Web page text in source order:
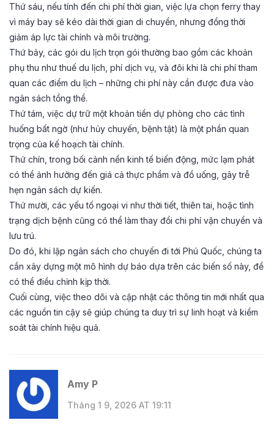
Thứ sáu, nếu tính đến chi phí thời gian, việc lựa chọn ferry thay
vì máy bay sẽ kéo dài thời gian di chuyển, nhưng đồng thời
giảm áp lực tài chính và môi trường.
Thứ bảy, các gói du lịch trọn gói thường bao gồm các khoản
phụ thu như thuế du lịch, phí dịch vụ, và đôi khi là chi phí tham
quan các điểm du lịch – những chi phí này cần được đưa vào
ngân sách tổng thể.
Thứ tám, việc dự trữ một khoản tiền dự phòng cho các tình
huống bất ngờ (như hủy chuyến, bệnh tật) là một phần quan
trọng của kế hoạch tài chính.
Thứ chín, trong bối cảnh nền kinh tế biến động, mức lạm phát
có thể ảnh hưởng đến giá cả thực phẩm và đồ uống, gây trễ
hẹn ngân sách dự kiến.
Thứ mười, các yếu tố ngoại vi như thời tiết, thiên tai, hoặc tình
trạng dịch bệnh cũng có thể làm thay đổi chi phí vận chuyển và
lưu trú.
Do đó, khi lập ngân sách cho chuyến đi tới Phú Quốc, chúng ta
cần xây dựng một mô hình dự báo dựa trên các biến số này, để
có thể điều chỉnh kịp thời.
Cuối cùng, việc theo dõi và cập nhật các thông tin mới nhất qua
các nguồn tin cậy sẽ giúp chúng ta duy trì sự linh hoạt và kiểm
soát tài chính hiệu quả.
Amy P
Tháng 1 9, 2026 AT 19:11